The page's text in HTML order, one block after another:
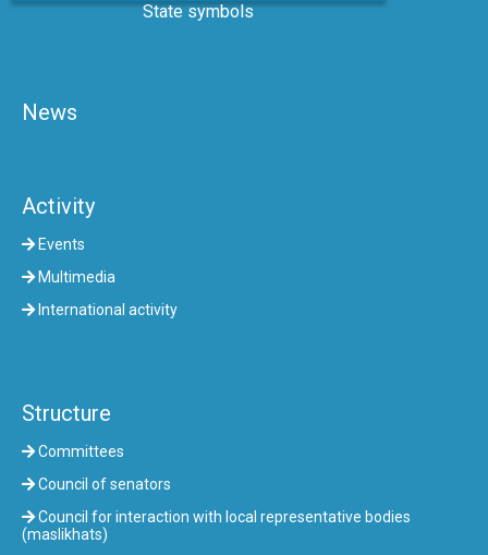
State symbols
News
Activity
Events
Multimedia
International activity
Structure
Committees
Council of senators
Council for interaction with local representative bodies
(maslikhats)